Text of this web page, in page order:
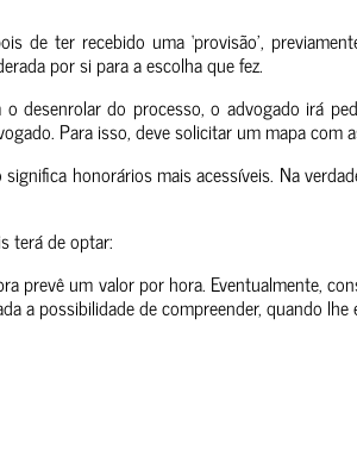
de ter recebido uma ‘provisão’,
por si para a escolha que fez.
desenrolar do processo, o advogado irá
Para isso, deve solicitar um mapa
honorários mais acessíveis. Na
terá de optar:
prevê um valor por hora. Eventualmente,
a possibilidade de compreender, quando